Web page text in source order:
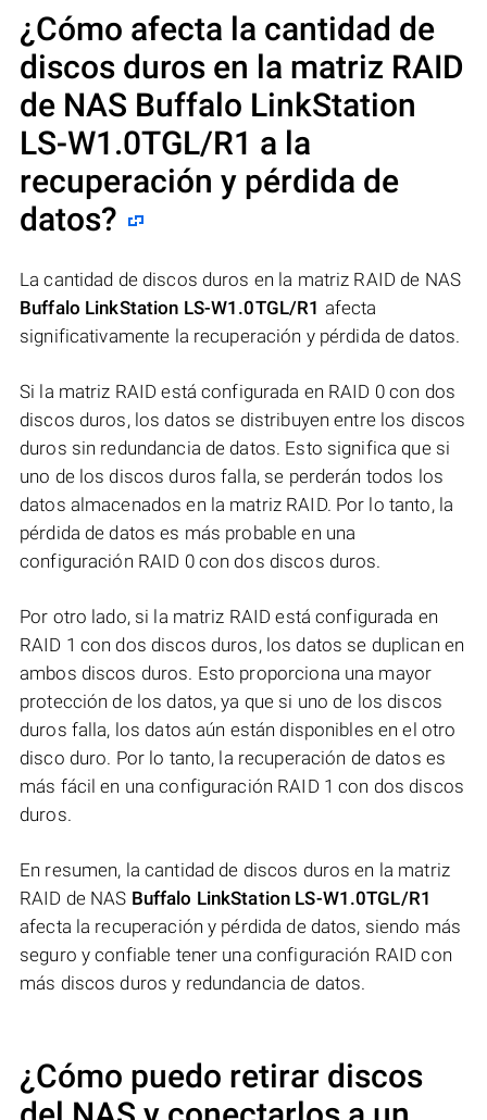
¿Cómo afecta la cantidad de
discos duros en la matriz RAID
de NAS Buffalo LinkStation
LS-W1.0TGL/R1 a la
recuperación y pérdida de
datos?
La cantidad de discos duros en la matriz RAID de NAS
Buffalo LinkStation LS-W1.0TGL/R1 afecta
significativamente la recuperación y pérdida de datos.
Si la matriz RAID está configurada en RAID 0 con dos
discos duros, los datos se distribuyen entre los discos
duros sin redundancia de datos. Esto significa que si
uno de los discos duros falla, se perderán todos los
datos almacenados en la matriz RAID. Por lo tanto, la
pérdida de datos es más probable en una
configuración RAID 0 con dos discos duros.
Por otro lado, si la matriz RAID está configurada en
RAID 1 con dos discos duros, los datos se duplican en
ambos discos duros. Esto proporciona una mayor
protección de los datos, ya que si uno de los discos
duros falla, los datos aún están disponibles en el otro
disco duro. Por lo tanto, la recuperación de datos es
más fácil en una configuración RAID 1 con dos discos
duros.
En resumen, la cantidad de discos duros en la matriz
RAID de NAS Buffalo LinkStation LS-W1.0TGL/R1
afecta la recuperación y pérdida de datos, siendo más
seguro y confiable tener una configuración RAID con
más discos duros y redundancia de datos.
¿Cómo puedo retirar discos